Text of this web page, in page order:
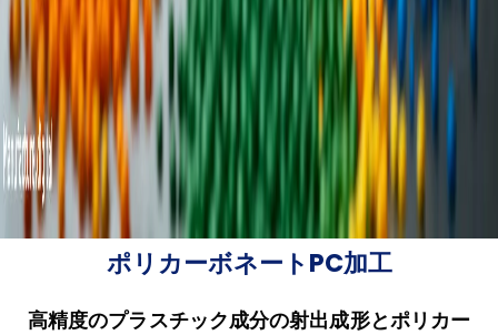
ポリカーボネートPC加工
高精度のプラスチック成分の射出成形とポリカー